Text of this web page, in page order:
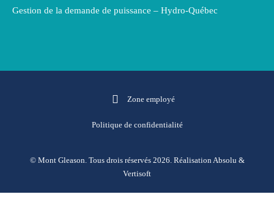
Gestion de la demande de puissance – Hydro-Québec
Politique de confidentialité
Zone employé
© Mont Gleason. Tous drois réservés 2026. RéalisationAbsolu &
Vertisoft